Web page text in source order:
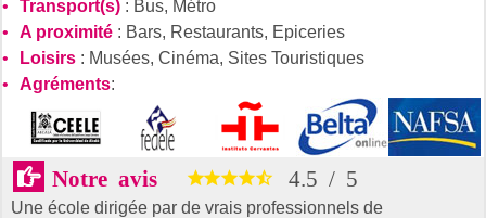
Transport(s): Bus, Métro
A proximité: Bars, Restaurants, Epiceries
Loisirs: Musées, Cinéma, Sites Touristiques
Agréments:
Notre avis 4.5 / 5
Une école dirigée par de vrais professionnels de